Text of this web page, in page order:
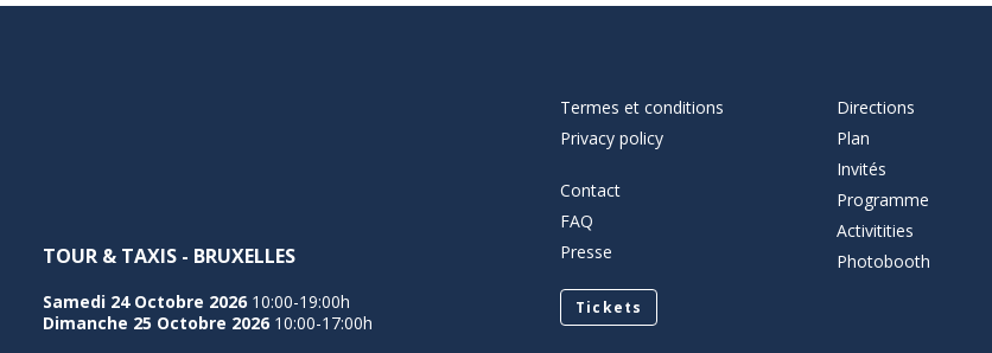
TOUR & TAXIS - BRUXELLES
Samedi 24 Octobre 2026 10:00-19:00h
Dimanche 25 Octobre 2026 10:00-17:00h
Termes et conditions
Privacy policy
Contact
FAQ
Presse
Tickets
Directions
Plan
Invités
Programme
Activitities
Photobooth